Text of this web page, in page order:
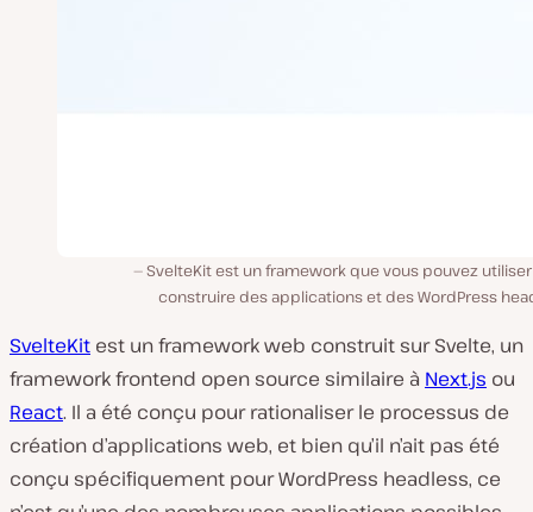
SvelteKit est un framework que vous pouvez
construire des applications et des WordPress
SvelteKit est un framework web construit sur Svelte, un
framework frontend open source similaire à Next.js ou
React. Il a été conçu pour rationaliser le processus de
création d’applications web, et bien qu’il n’ait pas été
conçu spécifiquement pour WordPress headless, ce